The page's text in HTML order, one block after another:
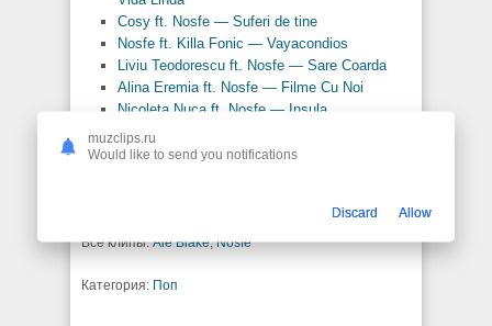
Cosy ft. Nosfe — Suferi de tine
Nosfe ft. Killa Fonic — Vayacondios
Liviu Teodorescu ft. Nosfe — Sare Coarda
Alina Eremia ft. Nosfe — Filme Cu Noi
Nicoleta Nuca ft. Nosfe — Insula
Nosfe ft. Raluka — File De Poveste
Nosfe x Ruby — Papi
Все клипы:Ale Blake,Nosfe
Категория: Поп
muzclips.ru
Would like to send you notifications
Discard Allow